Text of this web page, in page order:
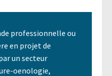
professionnelle ou
en projet de
un secteur
oenologie,